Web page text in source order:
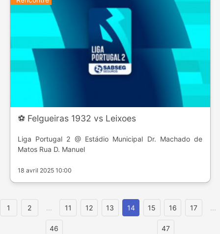
⚽️ Felgueiras 1932 vs Leixoes
Liga Portugal 2 @ Estádio Municipal Dr. Machado de
Matos Rua D. Manuel
18 avril 2025 10:00
1 2 ... 11 12 13 14 15 16 17 ...
46 47